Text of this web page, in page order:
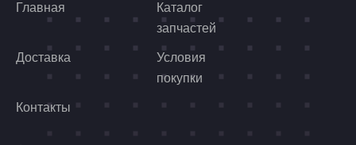
Главная
Каталог
запчастей
Доставка
Условия
покупки
Контакты